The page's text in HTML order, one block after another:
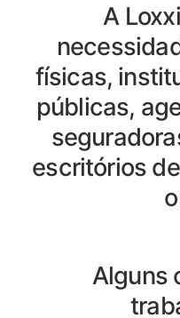
A
físicas,
públicas,
escritórios
Alguns